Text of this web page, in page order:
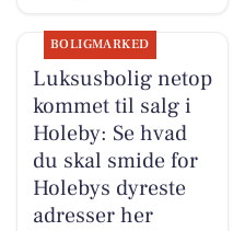
BOLIGMARKED
Luksusbolig netop
kommet til salg i
Holeby: Se hvad
du skal smide for
Holebys dyreste
adresser her